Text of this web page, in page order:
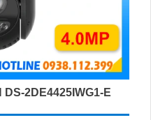
2DE4425IWG1-E